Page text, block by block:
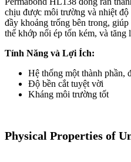
chịu được môi trường và nhiệt
đầy khoảng trống bên trong,
thế khớp nối ép tốn kém, và tăng
Tính Năng và Lợi Ích:
Hệ thống một thành phần,
Độ bền cắt tuyệt vời
Kháng môi trường tốt
Physical Properties of